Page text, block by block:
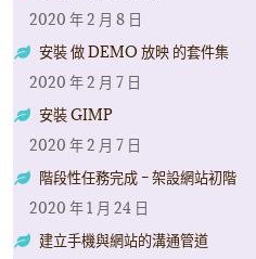
2020 年 2 月 8 日
安裝 做 DEMO 放映 的套件集
2020 年 2 月 7 日
安裝 GIMP
2020 年 2 月 7 日
階段性任務完成 – 架設網站初階
2020 年 1 月 24 日
建立手機與網站的溝通管道